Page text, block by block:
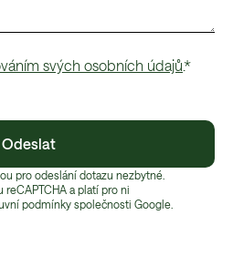
svých osobních údajů.*
Odeslat
pro odeslání dotazu nezbytné.
reCAPTCHA a platí pro ni
podmínky společnosti Google.